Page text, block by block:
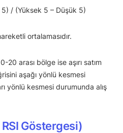
5) / (Yüksek 5 – Düşük 5)
ortalamasıdır.
20 arası bölge ise aşırı satım
aşağı yönlü kesmesi
yönlü kesmesi durumunda alış
Göstergesi)